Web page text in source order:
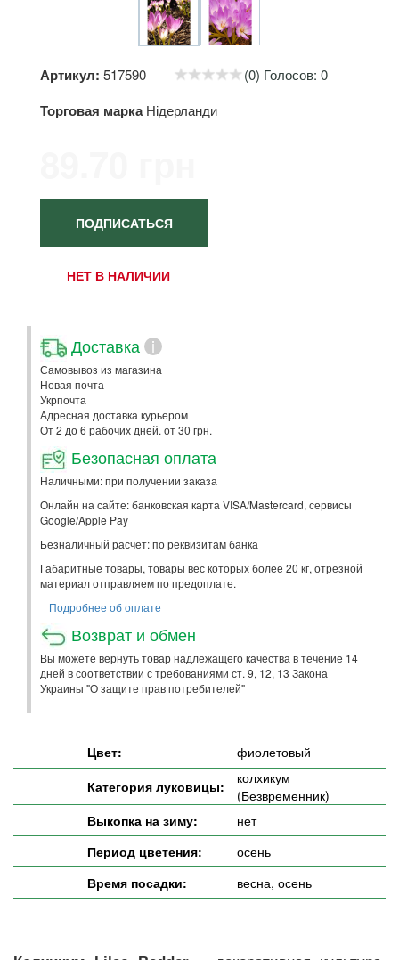
Артикул: 517590 (0) Голосов: 0
Торговая марка Нідерланди
ПОДПИСАТЬСЯ
НЕТ В НАЛИЧИИ
Доставка i
Самовывоз из магазина
Новая почта
Укрпочта
Адресная доставка курьером
От 2 до 6 рабочих дней. от 30 грн.
Безопасная оплата
Наличными: при получении заказа
Онлайн на сайте: банковская карта VISA/Mastercard, сервисы
Google/Apple Pay
Безналичный расчет: по реквизитам банка
Габаритные товары, товары вес которых более 20 кг, отрезной
материал отправляем по предоплате.
Подробнее об оплате
Возврат и обмен
Вы можете вернуть товар надлежащего качества в течение 14
дней в соответствии с требованиями ст. 9, 12, 13 Закона
Украины "О защите прав потребителей"
Цвет:
фиолетовый
Категория луковицы:
колхикум
(Безвременник)
Выкопка на зиму:
нет
Период цветения:
осень
Время посадки:
весна, осень